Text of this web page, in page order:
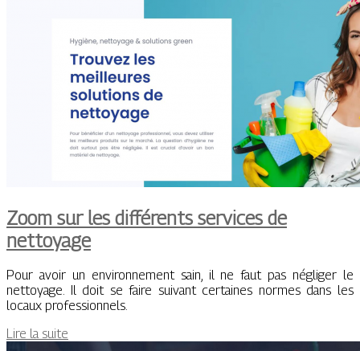
Zoom sur les différents services de
nettoyage
Pour avoir un environnement sain, il ne faut pas négliger le
nettoyage. Il doit se faire suivant certaines normes dans les
locaux professionnels.
Lire la suite